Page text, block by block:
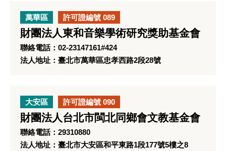
萬華區 許可證編號 089
財團法人東和音樂學術研究獎助基金會
聯絡電話：02-23147161#424
法人地址：臺北市萬華區忠孝西路2段28號
大安區 許可證編號 090
財團法人台北市閩北同鄉會文教基金會
聯絡電話：29310880
法人地址：臺北市大安區和平東路1段177號5樓之8